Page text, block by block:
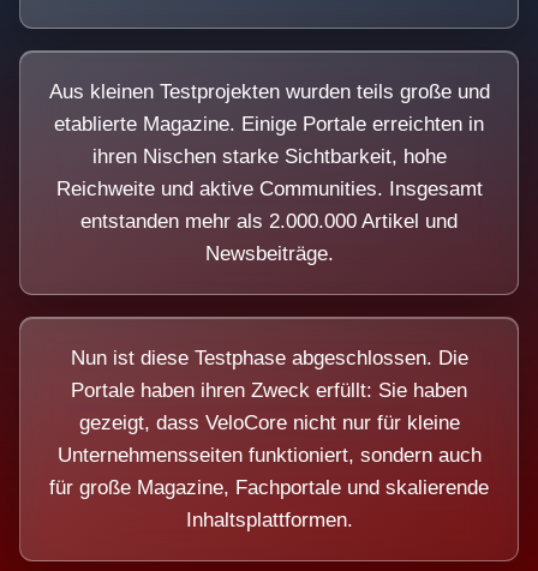
Aus kleinen Testprojekten wurden teils große und
etablierte Magazine. Einige Portale erreichten in
ihren Nischen starke Sichtbarkeit, hohe
Reichweite und aktive Communities. Insgesamt
entstanden mehr als 2.000.000 Artikel und
Newsbeiträge.
Nun ist diese Testphase abgeschlossen. Die
Portale haben ihren Zweck erfüllt: Sie haben
gezeigt, dass VeloCore nicht nur für kleine
Unternehmensseiten funktioniert, sondern auch
für große Magazine, Fachportale und skalierende
Inhaltsplattformen.